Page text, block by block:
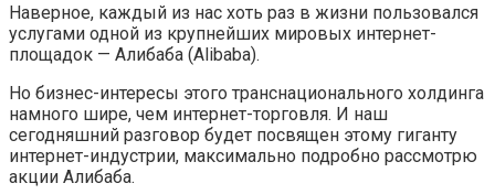
Наверное, каждый из нас хоть раз в жизни пользовался
услугами одной из крупнейших мировых интернет-
площадок — Алибаба (Alibaba).
Но бизнес-интересы этого транснационального холдинга
намного шире, чем интернет-торговля. И наш
сегодняшний разговор будет посвящен этому гиганту
интернет-индустрии, максимально подробно рассмотрю
акции Алибаба.